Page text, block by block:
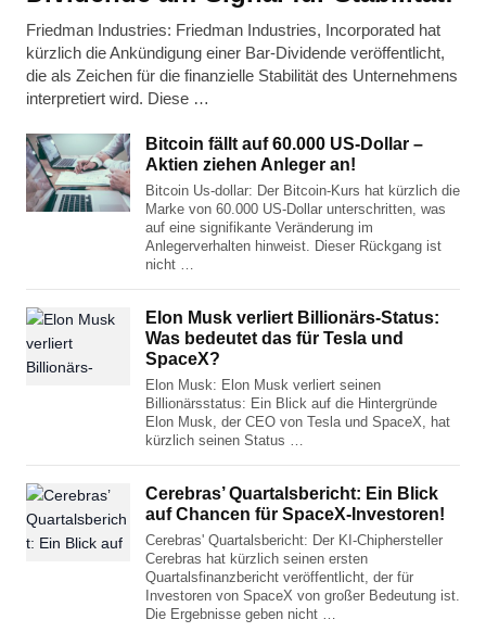
Friedman Industries: Friedman Industries, Incorporated hat
kürzlich die Ankündigung einer Bar-Dividende veröffentlicht,
die als Zeichen für die finanzielle Stabilität des Unternehmens
interpretiert wird. Diese …
Bitcoin fällt auf 60.000 US-Dollar –
Aktien ziehen Anleger an!
Bitcoin Us-dollar: Der Bitcoin-Kurs hat kürzlich die
Marke von 60.000 US-Dollar unterschritten, was
auf eine signifikante Veränderung im
Anlegerverhalten hinweist. Dieser Rückgang ist
nicht …
Elon Musk verliert Billionärs-Status:
Was bedeutet das für Tesla und
SpaceX?
Elon Musk: Elon Musk verliert seinen
Billionärsstatus: Ein Blick auf die Hintergründe
Elon Musk, der CEO von Tesla und SpaceX, hat
kürzlich seinen Status …
Cerebras’ Quartalsbericht: Ein Blick
auf Chancen für SpaceX-Investoren!
Cerebras' Quartalsbericht: Der KI-Chiphersteller
Cerebras hat kürzlich seinen ersten
Quartalsfinanzbericht veröffentlicht, der für
Investoren von SpaceX von großer Bedeutung ist.
Die Ergebnisse geben nicht …